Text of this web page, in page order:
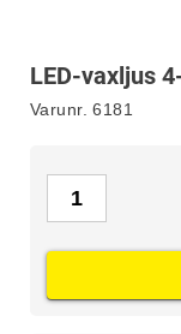
LED-vaxljus
Varunr. 6181